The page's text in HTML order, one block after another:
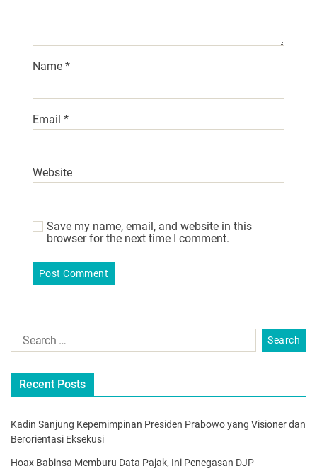
Name *
Email *
Website
Save my name, email, and website in this
browser for the next time I comment.
Recent Posts
Kadin Sanjung Kepemimpinan Presiden Prabowo yang Visioner dan
Berorientasi Eksekusi
Hoax Babinsa Memburu Data Pajak, Ini Penegasan DJP